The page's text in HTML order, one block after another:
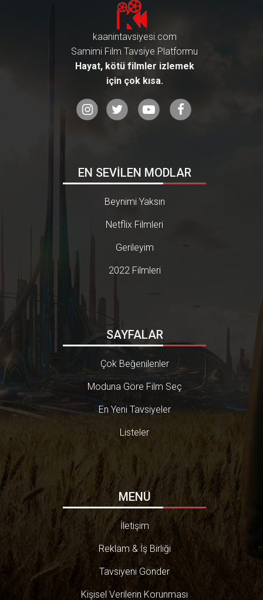
kaanintavsiyesi.com
Samimi Film Tavsiye Platformu
Hayat, kötü filmler izlemek
için çok kısa.
EN SEVİLEN MODLAR
Beynimi Yaksın
Netflix Filmleri
Gerileyim
2022 Filmleri
SAYFALAR
Çok Beğenilenler
Moduna Göre Film Seç
En Yeni Tavsiyeler
Listeler
MENÜ
İletişim
Reklam & İş Birliği
Tavsiyeni Gönder
Kişisel Verilerin Korunması